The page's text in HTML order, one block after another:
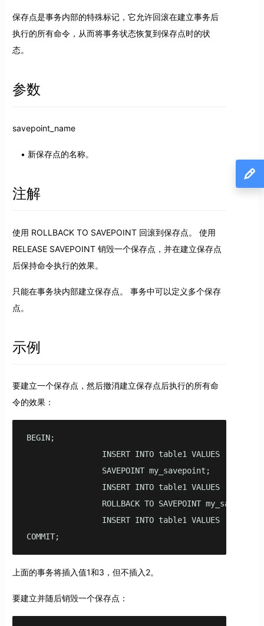
保存点是事务内部的特殊标记，它允许回滚在建立事务后
执行的所有命令，从而将事务状态恢复到保存点时的状
态。
参数
savepoint_name
新保存点的名称。
注解
使用 ROLLBACK TO SAVEPOINT 回滚到保存点。 使用
RELEASE SAVEPOINT 销毁一个保存点，并在建立保存点
后保持命令执行的效果。
只能在事务块内部建立保存点。 事务中可以定义多个保存
点。
示例
要建立一个保存点，然后撤消建立保存点后执行的所有命
令的效果：
BEGIN;
                INSERT INTO table1 VALUES (1);
                SAVEPOINT my_savepoint;
                INSERT INTO table1 VALUES (2);
ROLLBACK TO SAVEPOINT
                INSERT INTO table1 VALUES (3);
COMMIT;
上面的事务将插入值1和3，但不插入2。
要建立并随后销毁一个保存点：